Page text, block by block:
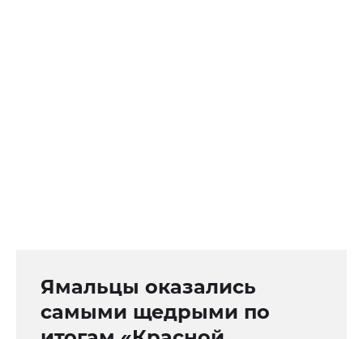
Ямальцы оказались
самыми щедрыми по